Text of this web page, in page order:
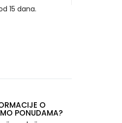
15 dana.
O
PONUDAMA?